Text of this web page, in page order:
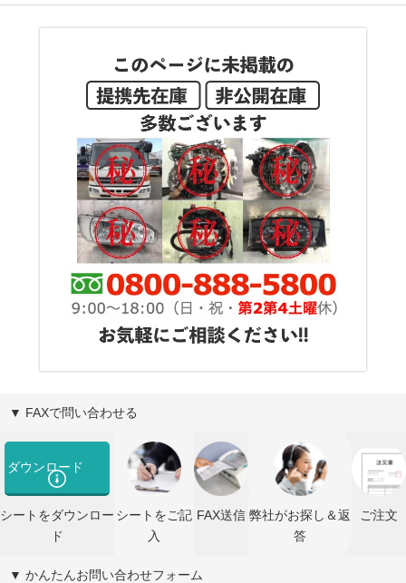
▼ FAXで問い合わせる
ダウンロード
シートをダウンロー
ド
シートをご記
入
FAX送信 弊社がお探し＆返
答
ご注文
▼ かんたんお問い合わせフォーム